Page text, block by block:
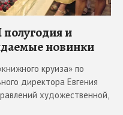
полугодия и
новинки
круиза» по
директора Евгения
художественной,